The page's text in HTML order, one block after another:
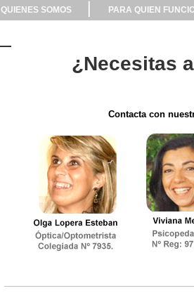
QUIENES SOMOS PARA QUIEN
¿Necesitas
Contacta con nuestros